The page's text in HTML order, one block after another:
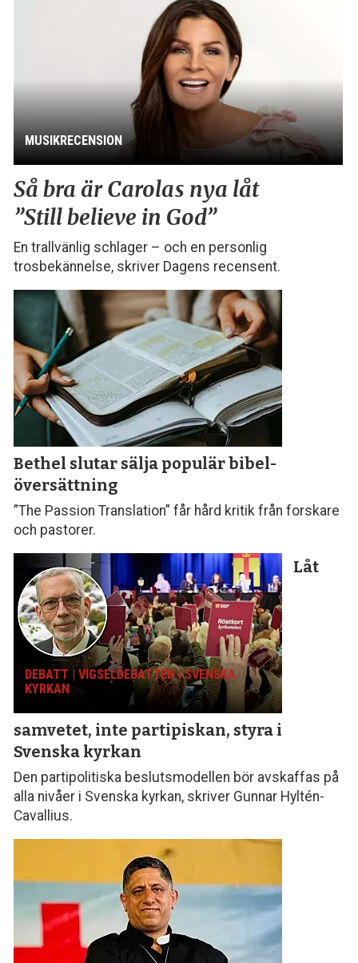
MUSIKRECENSION
Så bra är Carolas nya låt
”Still believe in God”
En trallvänlig schlager – och en personlig
trosbekännelse, skriver Dagens recensent.
Bethel slutar sälja populär bibel­
översättning
”The Passion Translation” får hård kritik från forskare
och pastorer.
DEBATT | VIGSELDEBATTEN I SVENSKA
KYRKAN
Låt
samvetet, inte parti­piskan, styra i
Svenska kyrkan
Den partipolitiska beslutsmodellen bör avskaffas på
alla nivåer i Svenska kyrkan, skriver Gunnar Hyltén-
Cavallius.